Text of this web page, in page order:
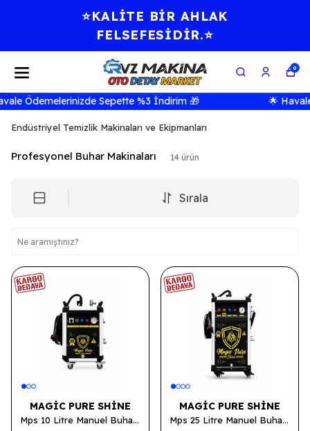
⭐KALİTE BİR AHLAK
FELSEFESİDİR.⭐
0
Ödemelerinizde Sepette %3 İndirim 🎁 🌟 Havale
Endüstriyel Temizlik Makinaları ve Ekipmanları
Profesyonel Buhar Makinaları 14 ürün
Sırala
MAGIC PURE SHINE
Mps 10 Litre Manuel Buhar Makinesi
MAGIC PURE SHINE
Mps 25 Litre Manuel Buhar Makinesi